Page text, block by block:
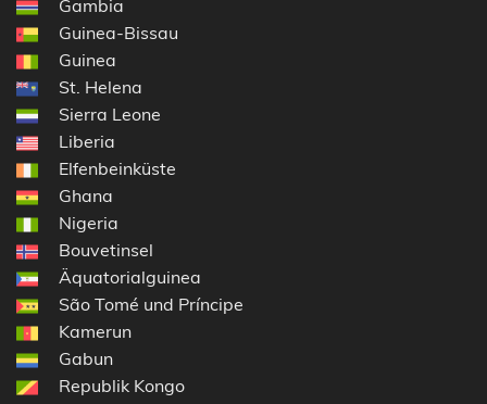
Gambia
Guinea-Bissau
Guinea
St. Helena
Sierra Leone
Liberia
Elfenbeinküste
Ghana
Nigeria
Bouvetinsel
Äquatorialguinea
São Tomé und Príncipe
Kamerun
Gabun
Republik Kongo